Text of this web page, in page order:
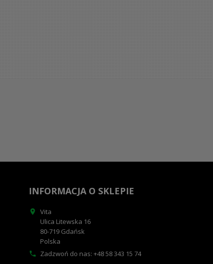
INFORMACJA O SKLEPIE

Vita
Ulica Litewska 16
80-719 Gdańsk
Polska
 Zadzwoń do nas: +48 58 343 15 74